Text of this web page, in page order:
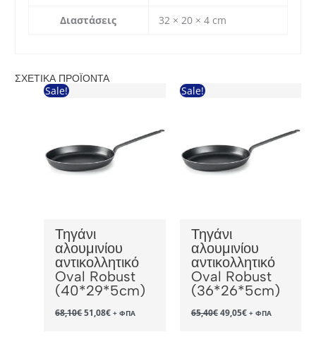
Διαστάσεις 32 × 20 × 4 cm
ΣΧΕΤΙΚΆ ΠΡΟΪΌΝΤΑ
Sale!
Τηγάνι
αλουμινίου
αντικολλητικό
Oval Robust
(40*29*5cm)
68,10€Original
price
51,08€Η+ ΦΠΑ
Sale!
Τηγάνι
αλουμινίου
αντικολλητικό
Oval Robust
(36*26*5cm)
65,40€ Original
price
49,05€Η+ ΦΠΑ